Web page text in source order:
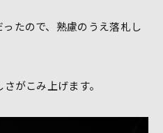
たので、熟慮のうえ落札し
がこみ上げます。